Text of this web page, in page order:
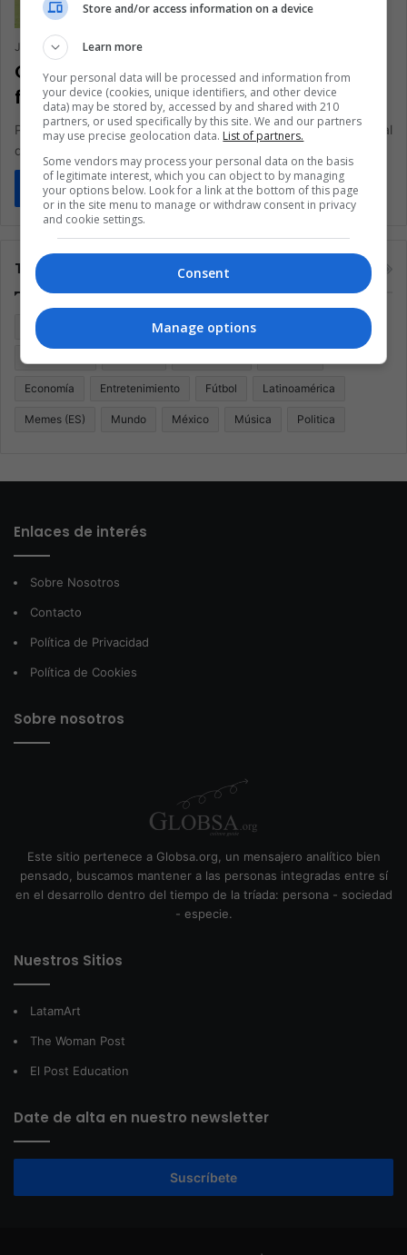
Juan Manuel Londoño
Opinión: ¿cómo serán los cuartos de
final de la Liga Betplay?
Perfilamos y predecimos cada encuentro de los cuartos de final
de la Liga Betplay
Read More »
Tags
Argentina Cine Cine y televisión
Economía Entretenimiento Fútbol Latinoamérica
Memes (ES) Mundo México Música Politica
Enlaces de interés
Sobre Nosotros
Contacto
Política de Privacidad
Política de Cookies
Sobre nosotros
Este sitio pertenece a Globsa.org, un mensajero analítico bien
pensado, buscamos mantener a las personas integradas entre sí
en el desarrollo dentro del tiempo de la tríada: persona - sociedad
- especie.
Nuestros Sitios
LatamArt
The Woman Post
El Post Education
Date de alta en nuestro newsletter
Suscríbete
Store and/or access information on a device
Learn more
Your personal data will be processed and information from
your device (cookies, unique identifiers, and other device
data) may be stored by, accessed by and shared with 210
partners, or used specifically by this site. We and our partners
may use precise geolocation data. List of partners.
Some vendors may process your personal data on the basis
of legitimate interest, which you can object to by managing
your options below. Look for a link at the bottom of this page
or in the site menu to manage or withdraw consent in privacy
and cookie settings.
Consent
Manage options